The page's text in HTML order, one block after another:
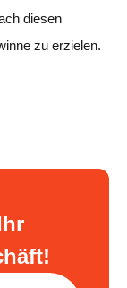
diesen
zu erzielen.